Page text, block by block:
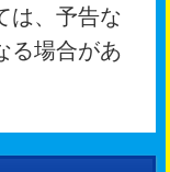
は、予告な
る場合があ